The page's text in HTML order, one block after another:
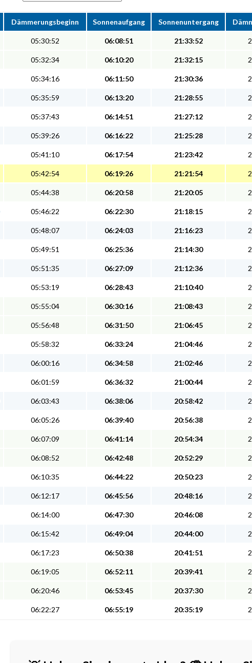
Dämmerungsbeginn Sonnenaufgang Sonnenuntergang
05:30:52 06:08:51 21:33:52
05:32:34 06:10:20 21:32:15
05:34:16 06:11:50 21:30:36
05:35:59 06:13:20 21:28:55
05:37:43 06:14:51 21:27:12
05:39:26 06:16:22 21:25:28
05:41:10 06:17:54 21:23:42
05:42:54 06:19:26 21:21:54
05:44:38 06:20:58 21:20:05
05:46:22 06:22:30 21:18:15
05:48:07 06:24:03 21:16:23
05:49:51 06:25:36 21:14:30
05:51:35 06:27:09 21:12:36
05:53:19 06:28:43 21:10:40
05:55:04 06:30:16 21:08:43
05:56:48 06:31:50 21:06:45
05:58:32 06:33:24 21:04:46
06:00:16 06:34:58 21:02:46
06:01:59 06:36:32 21:00:44
06:03:43 06:38:06 20:58:42
06:05:26 06:39:40 20:56:38
06:07:09 06:41:14 20:54:34
06:08:52 06:42:48 20:52:29
06:10:35 06:44:22 20:50:23
06:12:17 06:45:56 20:48:16
06:14:00 06:47:30 20:46:08
06:15:42 06:49:04 20:44:00
06:17:23 06:50:38 20:41:51
06:19:05 06:52:11 20:39:41
06:20:46 06:53:45 20:37:30
06:22:27 06:55:19 20:35:19